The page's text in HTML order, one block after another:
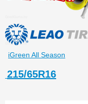
iGreen All Season
215/65R16